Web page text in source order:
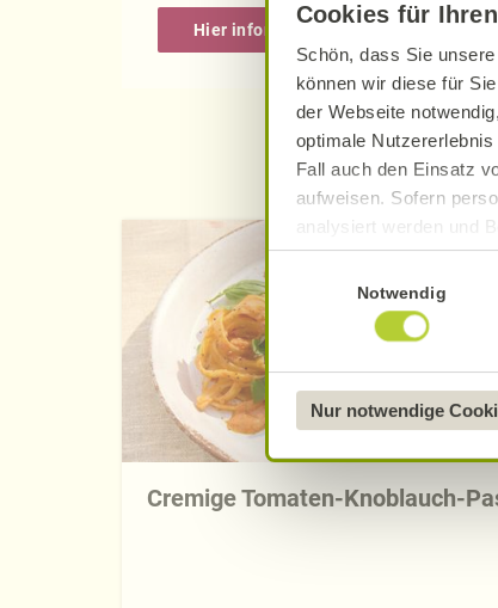
Cookies für
Schön, dass Sie
können wir diese für
der Webseite
optimale
Fall auch den Einsatz
aufweisen. Sofern
analysiert werden und
Datenverarbeitung und
Datenschutzerklärung
Näheres über uns
Notwendig
Nur notwendige
Hier informieren
Cremige Tomaten-Knoblauch-